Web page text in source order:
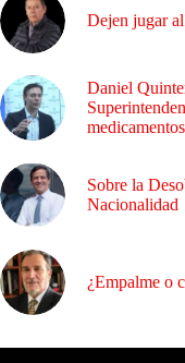
Dejen jugar
Daniel
Sobre la
Nacionalidad
¿Empalme o